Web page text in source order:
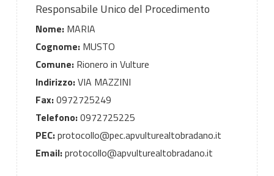
Responsabile Unico del Procedimento
Nome:MARIA
Cognome:MUSTO
Comune:Rionero in Vulture
Indirizzo:VIA MAZZINI
Fax:0972725249
Telefono:0972725225
PEC:protocollo@pec.apvulturealtobradano.it
Email:protocollo@apvulturealtobradano.it